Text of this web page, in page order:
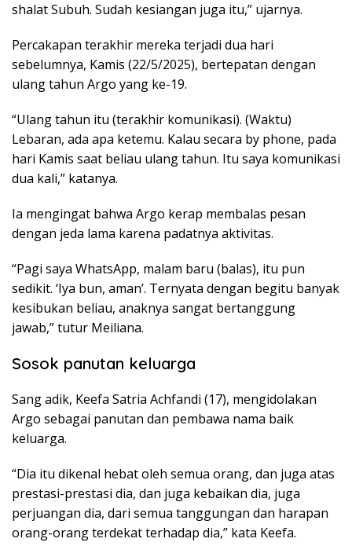
shalat Subuh. Sudah kesiangan juga itu,” ujarnya.
Percakapan terakhir mereka terjadi dua hari
sebelumnya, Kamis (22/5/2025), bertepatan dengan
ulang tahun Argo yang ke-19.
“Ulang tahun itu (terakhir komunikasi). (Waktu)
Lebaran, ada apa ketemu. Kalau secara by phone, pada
hari Kamis saat beliau ulang tahun. Itu saya komunikasi
dua kali,” katanya.
Ia mengingat bahwa Argo kerap membalas pesan
dengan jeda lama karena padatnya aktivitas.
“Pagi saya WhatsApp, malam baru (balas), itu pun
sedikit. ‘Iya bun, aman’. Ternyata dengan begitu banyak
kesibukan beliau, anaknya sangat bertanggung
jawab,” tutur Meiliana.
Sosok panutan keluarga
Sang adik, Keefa Satria Achfandi (17), mengidolakan
Argo sebagai panutan dan pembawa nama baik
keluarga.
“Dia itu dikenal hebat oleh semua orang, dan juga atas
prestasi-prestasi dia, dan juga kebaikan dia, juga
perjuangan dia, dari semua tanggungan dan harapan
orang-orang terdekat terhadap dia,” kata Keefa.